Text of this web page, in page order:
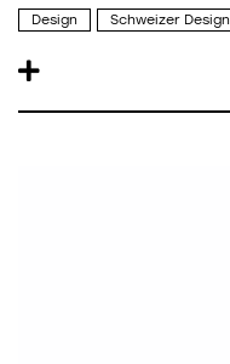
Design Schweizer Design